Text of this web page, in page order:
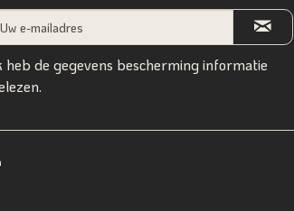
heb de gegevens bescherming informatie